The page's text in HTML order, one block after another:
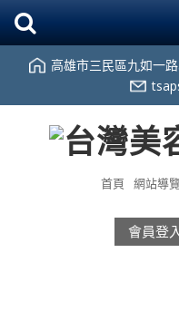
高雄市三民區九如一
首頁 網站導
會員登